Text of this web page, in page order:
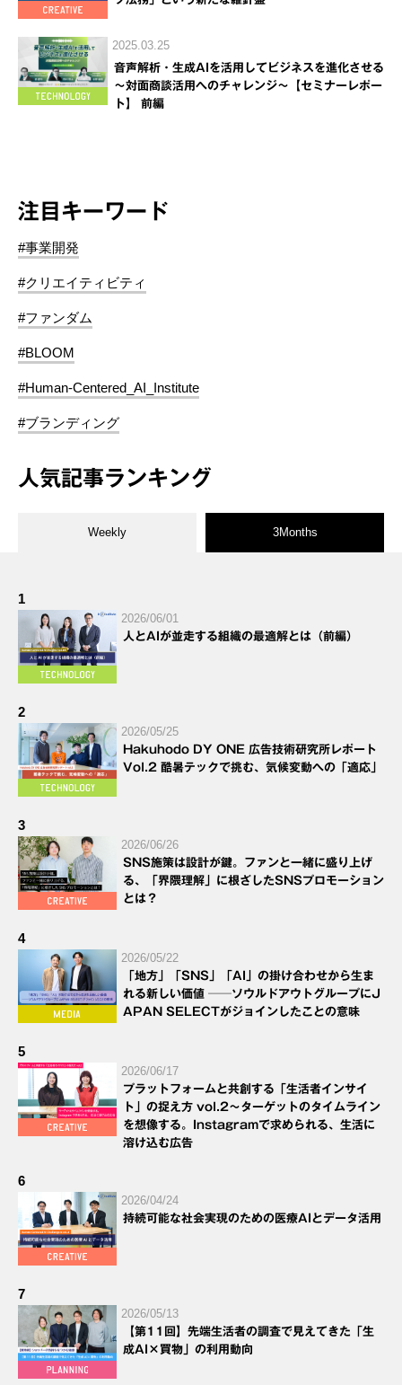
2025.03.25
音声解析・生成AIを活用してビジネスを進化させる
～対面商談活用へのチャレンジ～【セミナーレポー
ト】 前編
注目キーワード
#事業開発
#クリエイティビティ
#ファンダム
#BLOOM
#Human-Centered_AI_Institute
#ブランディング
人気記事ランキング
Weekly 3Months
1
2026/06/01
人とAIが並走する組織の最適解とは（前編）
2
2026/05/25
Hakuhodo DY ONE 広告技術研究所レポート
Vol.2 酷暑テックで挑む、気候変動への「適応」
3
2026/06/26
SNS施策は設計が鍵。ファンと一緒に盛り上げ
る、「界隈理解」に根ざしたSNSプロモーション
とは？
4
2026/05/22
「地方」「SNS」「AI」の掛け合わせから生ま
れる新しい価値 ──ソウルドアウトグループにJ
APAN SELECTがジョインしたことの意味
5
2026/06/17
プラットフォームと共創する「生活者インサイ
ト」の捉え方 vol.2～ターゲットのタイムライン
を想像する。Instagramで求められる、生活に
溶け込む広告
6
2026/04/24
持続可能な社会実現のための医療AIとデータ活用
7
2026/05/13
【第11回】先端生活者の調査で見えてきた「生
成AI×買物」の利用動向